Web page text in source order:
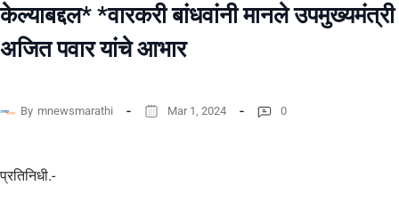
केल्याबद्दल* *वारकरी बांधवांनी मानले उपमुख्यमंत्री
अजित पवार यांचे आभार
By mnewsmarathi Mar 1, 2024 0
प्रतिनिधी.-